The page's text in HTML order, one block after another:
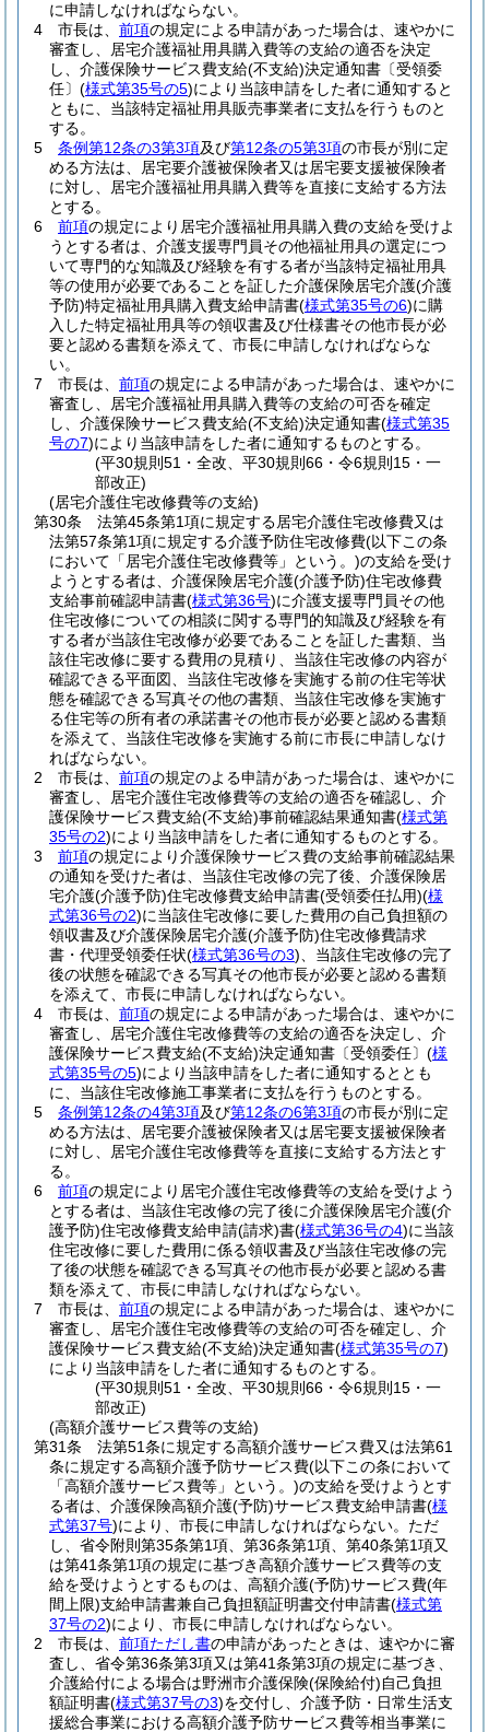
に申請しなければならない。
4
市長は、 前項の規定による申請があった場合は、速やかに
審査し、居宅介護福祉用具購入費等の支給の適否を決定
し、介護保険サービス費支給(不支給)決定通知書〔受領委
任〕 (様式第35号の5)により当該申請をした者に通知すると
ともに、当該特定福祉用具販売事業者に支払を行うものと
する。
5
条例第12条の3第3項及び第12条の5第3項の市長が別に定
める方法は、居宅要介護被保険者又は居宅要支援被保険者
に対し、居宅介護福祉用具購入費等を直接に支給する方法
とする。
6
前項の規定により居宅介護福祉用具購入費の支給を受けよ
うとする者は、介護支援専門員その他福祉用具の選定につ
いて専門的な知識及び経験を有する者が当該特定福祉用具
等の使用が必要であることを証した介護保険居宅介護(介護
予防)特定福祉用具購入費支給申請書(様式第35号の6)に購
入した特定福祉用具等の領収書及び仕様書その他市長が必
要と認める書類を添えて、市長に申請しなければならな
い。
7
市長は、 前項の規定による申請があった場合は、速やかに
審査し、居宅介護福祉用具購入費等の支給の可否を確定
し、介護保険サービス費支給(不支給)決定通知書(様式第35
号の7)により当該申請をした者に通知するものとする。
(平30規則51・全改、平30規則66・令6規則15・一
部改正)
(居宅介護住宅改修費等の支給)
第30条
法第45条第1項に規定する居宅介護住宅改修費又は
法第57条第1項に規定する介護予防住宅改修費(以下この条
において「居宅介護住宅改修費等」という。)の支給を受け
ようとする者は、介護保険居宅介護(介護予防)住宅改修費
支給事前確認申請書(様式第36号)に介護支援専門員その他
住宅改修についての相談に関する専門的知識及び経験を有
する者が当該住宅改修が必要であることを証した書類、当
該住宅改修に要する費用の見積り、当該住宅改修の内容が
確認できる平面図、当該住宅改修を実施する前の住宅等状
態を確認できる写真その他の書類、当該住宅改修を実施す
る住宅等の所有者の承諾書その他市長が必要と認める書類
を添えて、当該住宅改修を実施する前に市長に申請しなけ
ればならない。
2
市長は、 前項の規定のよる申請があった場合は、速やかに
審査し、居宅介護住宅改修費等の支給の適否を確認し、介
護保険サービス費支給(不支給)事前確認結果通知書(様式第
35号の2)により当該申請をした者に通知するものとする。
3
前項の規定により介護保険サービス費の支給事前確認結果
の通知を受けた者は、当該住宅改修の完了後、介護保険居
宅介護(介護予防)住宅改修費支給申請書(受領委任払用)(様
式第36号の2)に当該住宅改修に要した費用の自己負担額の
領収書及び介護保険居宅介護(介護予防)住宅改修費請求
書・代理受領委任状(様式第36号の3) 、当該住宅改修の完了
後の状態を確認できる写真その他市長が必要と認める書類
を添えて、市長に申請しなければならない。
4
市長は、 前項の規定による申請があった場合は、速やかに
審査し、居宅介護住宅改修費等の支給の適否を決定し、介
護保険サービス費支給(不支給)決定通知書〔受領委任〕 (様
式第35号の5)により当該申請をした者に通知するととも
に、当該住宅改修施工事業者に支払を行うものとする。
5
条例第12条の4第3項及び第12条の6第3項の市長が別に定
める方法は、居宅要介護被保険者又は居宅要支援被保険者
に対し、居宅介護住宅改修費等を直接に支給する方法とす
る。
6
前項の規定により居宅介護住宅改修費等の支給を受けよう
とする者は、当該住宅改修の完了後に介護保険居宅介護(介
護予防)住宅改修費支給申請(請求)書(様式第36号の4)に当該
住宅改修に要した費用に係る領収書及び当該住宅改修の完
了後の状態を確認できる写真その他市長が必要と認める書
類を添えて、市長に申請しなければならない。
7
市長は、 前項の規定による申請があった場合は、速やかに
審査し、居宅介護住宅改修費等の支給の可否を確定し、介
護保険サービス費支給(不支給)決定通知書(様式第35号の7)
により当該申請をした者に通知するものとする。
(平30規則51・全改、平30規則66・令6規則15・一
部改正)
(高額介護サービス費等の支給)
第31条
法第51条に規定する高額介護サービス費又は法第61
条に規定する高額介護予防サービス費(以下この条において
「高額介護サービス費等」という。)の支給を受けようとす
る者は、介護保険高額介護(予防)サービス費支給申請書(様
式第37号)により、市長に申請しなければならない。 ただ
し、省令附則第35条第1項、第36条第1項、第40条第1項又
は第41条第1項の規定に基づき高額介護サービス費等の支
給を受けようとするものは、高額介護(予防)サービス費(年
間上限)支給申請書兼自己負担額証明書交付申請書(様式第
37号の2)により、市長に申請しなければならない。
2
市長は、 前項ただし書の申請があったときは、速やかに審
査し、省令第36条第3項又は第41条第3項の規定に基づき、
介護給付による場合は野洲市介護保険(保険給付)自己負担
額証明書(様式第37号の3)を交付し、介護予防・日常生活支
援総合事業における高額介護予防サービス費等相当事業に